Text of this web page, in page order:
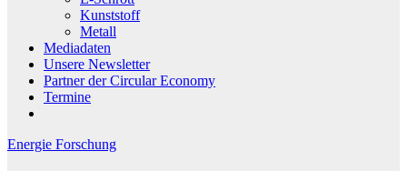
Kunststoff
Metall
Mediadaten
Unsere Newsletter
Partner der Circular Economy
Termine
Energie Forschung